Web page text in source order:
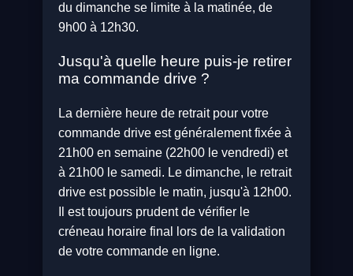
du dimanche se limite à la matinée, de
9h00 à 12h30.
Jusqu'à quelle heure puis-je retirer
ma commande drive ?
La dernière heure de retrait pour votre
commande drive est généralement fixée à
21h00 en semaine (22h00 le vendredi) et
à 21h00 le samedi. Le dimanche, le retrait
drive est possible le matin, jusqu'à 12h00.
Il est toujours prudent de vérifier le
créneau horaire final lors de la validation
de votre commande en ligne.